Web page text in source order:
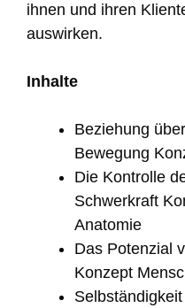
ihnen und ihren
auswirken.
Inhalte
Beziehung
Bewegung
Die Kontrolle
Schwerkraft
Anatomie
Das Potenzial
Konzept